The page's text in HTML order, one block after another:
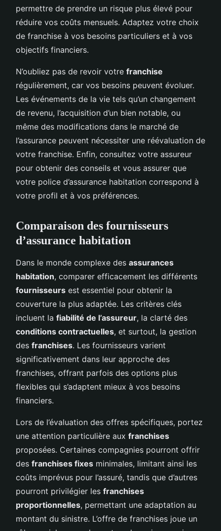
permettre de prendre un risque plus élevé pour
réduire vos coûts mensuels. Adaptez votre choix
de franchise à vos besoins particuliers et à vos
objectifs financiers.
N’oubliez pas de revoir votre franchise
régulièrement, car vos besoins peuvent évoluer.
Les événements de la vie tels qu’un changement
de revenu, l’acquisition d’un bien notable, ou
même des modifications dans le marché de
l’assurance peuvent nécessiter une réévaluation de
votre franchise. Enfin, consultez votre assureur
pour obtenir des conseils et vous assurer que
votre police d’assurance habitation correspond à
votre profil et à vos préférences.
Comparaison des fournisseurs
d’assurance habitation
Dans le monde complexe des assurances
habitation, comparer efficacement les différents
fournisseurs est essentiel pour obtenir la
couverture la plus adaptée. Les critères clés
incluent la fiabilité de l’assureur, la clarté des
conditions contractuelles, et surtout, la gestion
des franchises. Les fournisseurs varient
significativement dans leur approche des
franchises, offrant parfois des options plus
flexibles qui s’adaptent mieux à vos besoins
financiers.
Lors de l’évaluation des offres spécifiques, portez
une attention particulière aux franchises
proposées. Certaines compagnies pourront offrir
des franchises fixes minimales, limitant ainsi les
coûts imprévus pour l’assuré, tandis que d’autres
pourront privilégier les franchises
proportionnelles, permettant une adaptation au
montant du sinistre. L’offre de franchises joue un